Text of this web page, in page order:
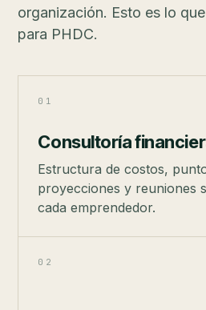
organización. Esto es lo
para PHDC.
01
Consultoría
Estructura de costos,
proyecciones y reuniones
cada emprendedor.
02